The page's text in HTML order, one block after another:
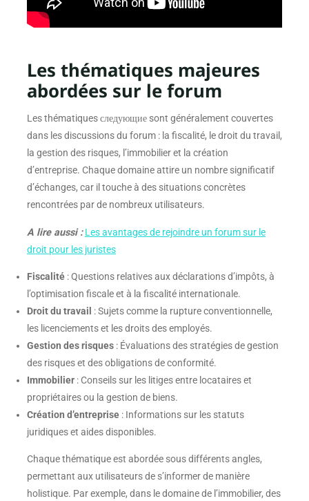
Les thématiques majeures
abordées sur le forum
Les thématiques следующие sont généralement couvertes
dans les discussions du forum : la fiscalité, le droit du travail,
la gestion des risques, l’immobilier et la création
d’entreprise. Chaque domaine attire un nombre significatif
d’échanges, car il touche à des situations concrètes
rencontrées par de nombreux utilisateurs.
A lire aussi : Les avantages de rejoindre un forum sur le
droit pour les juristes
Fiscalité: Questions relatives aux déclarations d’impôts, à
l’optimisation fiscale et à la fiscalité internationale.
Droit du travail : Sujets comme la rupture conventionnelle,
les licenciements et les droits des employés.
Gestion des risques: Évaluations des stratégies de gestion
des risques et des obligations de conformité.
Immobilier: Conseils sur les litiges entre locataires et
propriétaires ou la gestion de biens.
Création d’entreprise: Informations sur les statuts
juridiques et aides disponibles.
Chaque thématique est abordée sous différents angles,
permettant aux utilisateurs de s’informer de manière
holistique. Par exemple, dans le domaine de l’immobilier, des